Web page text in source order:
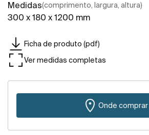
Medidas(comprimento, largura, altura)
300 x 180 x 1200 mm
Ficha de produto (pdf)
Ver medidas completas
Onde comprar